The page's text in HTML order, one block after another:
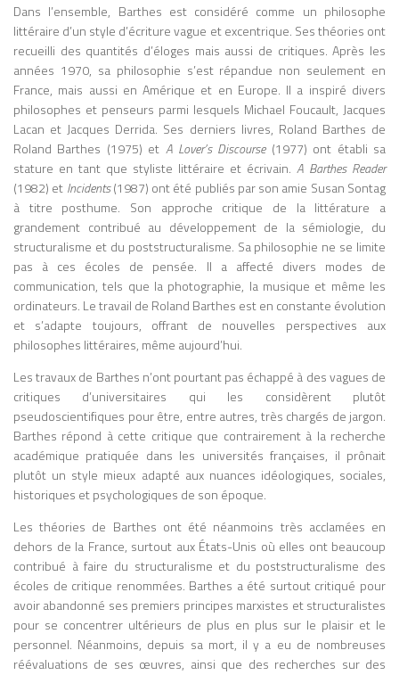
Dans l’ensemble, Barthes est considéré comme un philosophe
littéraire d’un style d’écriture vague et excentrique. Ses théories ont
recueilli des quantités d’éloges mais aussi de critiques. Après les
années 1970, sa philosophie s’est répandue non seulement en
France, mais aussi en Amérique et en Europe. Il a inspiré divers
philosophes et penseurs parmi lesquels Michael Foucault, Jacques
Lacan et Jacques Derrida. Ses derniers livres, Roland Barthes de
Roland Barthes (1975) et A Lover’s Discourse(1977) ont établi sa
stature en tant que styliste littéraire et écrivain. A Barthes Reader
(1982) et Incidents(1987) ont été publiés par son amie Susan Sontag
à titre posthume. Son approche critique de la littérature a
grandement contribué au développement de la sémiologie, du
structuralisme et du poststructuralisme. Sa philosophie ne se limite
pas à ces écoles de pensée. Il a affecté divers modes de
communication, tels que la photographie, la musique et même les
ordinateurs. Le travail de Roland Barthes est en constante évolution
et s’adapte toujours, offrant de nouvelles perspectives aux
philosophes littéraires, même aujourd’hui.
Les travaux de Barthes n’ont pourtant pas échappé à des vagues de
critiques d’universitaires qui les considèrent plutôt
pseudoscientifiques pour être, entre autres, très chargés de jargon.
Barthes répond à cette critique que contrairement à la recherche
académique pratiquée dans les universités françaises, il prônait
plutôt un style mieux adapté aux nuances idéologiques, sociales,
historiques et psychologiques de son époque.
Les théories de Barthes ont été néanmoins très acclamées en
dehors de la France, surtout aux États-Unis où elles ont beaucoup
contribué à faire du structuralisme et du poststructuralisme des
écoles de critique renommées. Barthes a été surtout critiqué pour
avoir abandonné ses premiers principes marxistes et structuralistes
pour se concentrer ultérieurs de plus en plus sur le plaisir et le
personnel. Néanmoins, depuis sa mort, il y a eu de nombreuses
réévaluations de ses œuvres, ainsi que des recherches sur des